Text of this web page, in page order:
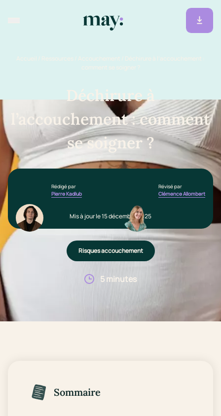
Accueil / Ressources / Accouchement / Déchirure à l’accouchement :
comment se soigner ?
Déchirure à
l’accouchement : comment
se soigner ?
Rédigé par
Pierre Kadlub
Révisé par
Clémence Allombert
Mis à jour le 15 décembre 2025
Risques accouchement
5 minutes
Sommaire